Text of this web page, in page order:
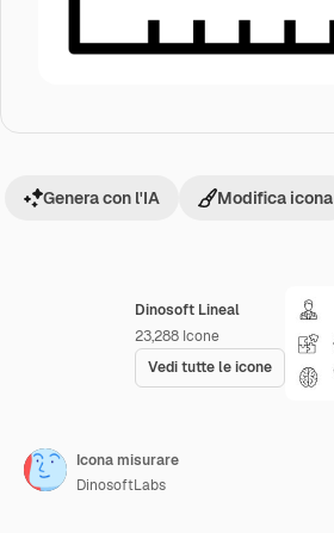
Dinosoft Lineal
23,288 Icone
Vedi tutte le icone
Genera con l'IA Modifica icona
Icona misurare
DinosoftLabs